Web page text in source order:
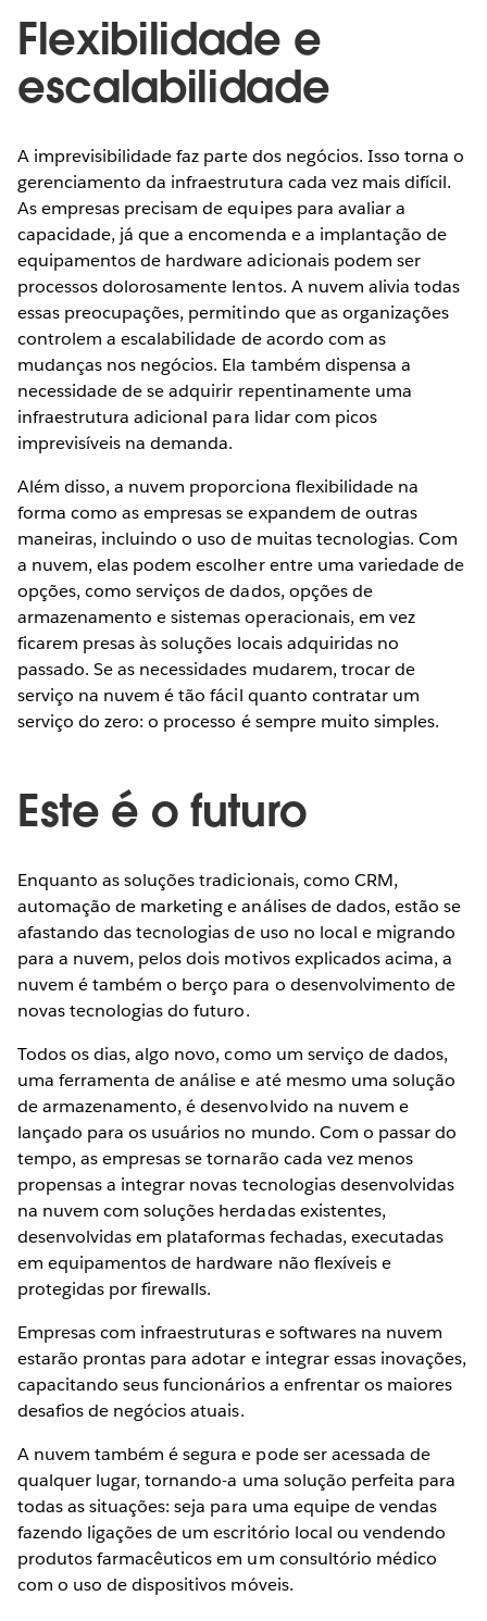
Flexibilidade e
escalabilidade
A imprevisibilidade faz parte dos negócios. Isso torna o
gerenciamento da infraestrutura cada vez mais difícil.
As empresas precisam de equipes para avaliar a
capacidade, já que a encomenda e a implantação de
equipamentos de hardware adicionais podem ser
processos dolorosamente lentos. A nuvem alivia todas
essas preocupações, permitindo que as organizações
controlem a escalabilidade de acordo com as
mudanças nos negócios. Ela também dispensa a
necessidade de se adquirir repentinamente uma
infraestrutura adicional para lidar com picos
imprevisíveis na demanda.
Além disso, a nuvem proporciona flexibilidade na
forma como as empresas se expandem de outras
maneiras, incluindo o uso de muitas tecnologias. Com
a nuvem, elas podem escolher entre uma variedade de
opções, como serviços de dados, opções de
armazenamento e sistemas operacionais, em vez
ficarem presas às soluções locais adquiridas no
passado. Se as necessidades mudarem, trocar de
serviço na nuvem é tão fácil quanto contratar um
serviço do zero: o processo é sempre muito simples.
Este é o futuro
Enquanto as soluções tradicionais, como CRM,
automação de marketing e análises de dados, estão se
afastando das tecnologias de uso no local e migrando
para a nuvem, pelos dois motivos explicados acima, a
nuvem é também o berço para o desenvolvimento de
novas tecnologias do futuro.
Todos os dias, algo novo, como um serviço de dados,
uma ferramenta de análise e até mesmo uma solução
de armazenamento, é desenvolvido na nuvem e
lançado para os usuários no mundo. Com o passar do
tempo, as empresas se tornarão cada vez menos
propensas a integrar novas tecnologias desenvolvidas
na nuvem com soluções herdadas existentes,
desenvolvidas em plataformas fechadas, executadas
em equipamentos de hardware não flexíveis e
protegidas por firewalls.
Empresas com infraestruturas e softwares na nuvem
estarão prontas para adotar e integrar essas inovações,
capacitando seus funcionários a enfrentar os maiores
desafios de negócios atuais.
A nuvem também é segura e pode ser acessada de
qualquer lugar, tornando-a uma solução perfeita para
todas as situações: seja para uma equipe de vendas
fazendo ligações de um escritório local ou vendendo
produtos farmacêuticos em um consultório médico
com o uso de dispositivos móveis.